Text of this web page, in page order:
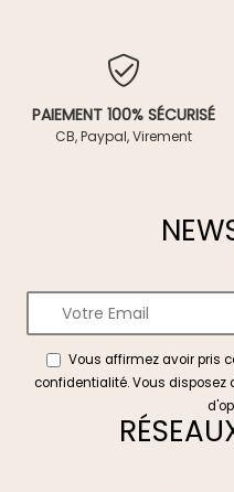
PAIEMENT 100% SÉCURISÉ
CB, Paypal, Virement
Vous affirmez avoir pris
confidentialité. Vous disposez